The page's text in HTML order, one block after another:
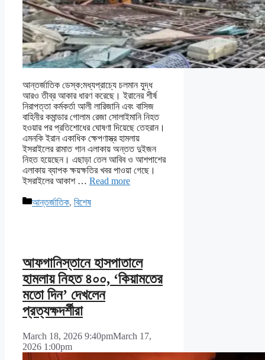
আন্তর্জাতিক ডেস্ক:মধ্যপ্রাচ্যে চলমান যুদ্ধ
আরও তীব্র আকার ধারণ করেছে। ইরানের শীর্ষ
নিরাপত্তা কর্মকর্তা আলী লারিজানি এবং বাসিজ
বাহিনীর কমান্ডার গোলাম রেজা সোলাইমানি নিহত
হওয়ার পর প্রতিশোধের ঘোষণা দিয়েছে তেহরান।
এমনকি ইরান একাধিক ক্ষেপণাস্ত্র হামলায়
ইসরাইলের রামাত গান এলাকায় অন্তত দুইজন
নিহত হয়েছেন। এছাড়া তেল আবিব ও আশপাশের
এলাকায় ব্যাপক ক্ষয়ক্ষতির খবর পাওয়া গেছে।
ইসরাইলের আকাশ … Read more
Categories
আন্তর্জাতিক, বিশেষ
আফগানিস্তানে হাসপাতালে
হামলায় নিহত ৪০০, ‘কিয়ামতের
মতো দিন’ দেখলেন
প্রত্যক্ষদর্শীরা
March 18, 2026 9:40pmMarch 17,
2026 1:00pm